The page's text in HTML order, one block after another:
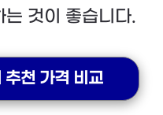
는 것이 좋습니다.
천 가격 비교